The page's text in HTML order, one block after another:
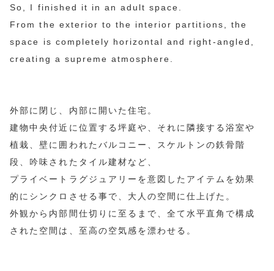
So, I finished it in an adult space.
From the exterior to the interior partitions, the
space is completely horizontal and right-angled,
creating a supreme atmosphere.
外部に閉じ、内部に開いた住宅。
建物中央付近に位置する坪庭や、それに隣接する浴室や
植栽、壁に囲われたバルコニー、スケルトンの鉄骨階
段、吟味されたタイル建材など、
プライベートラグジュアリーを意図したアイテムを効果
的にシンクロさせる事で、大人の空間に仕上げた。
外観から内部間仕切りに至るまで、全て水平直角で構成
された空間は、至高の空気感を漂わせる。